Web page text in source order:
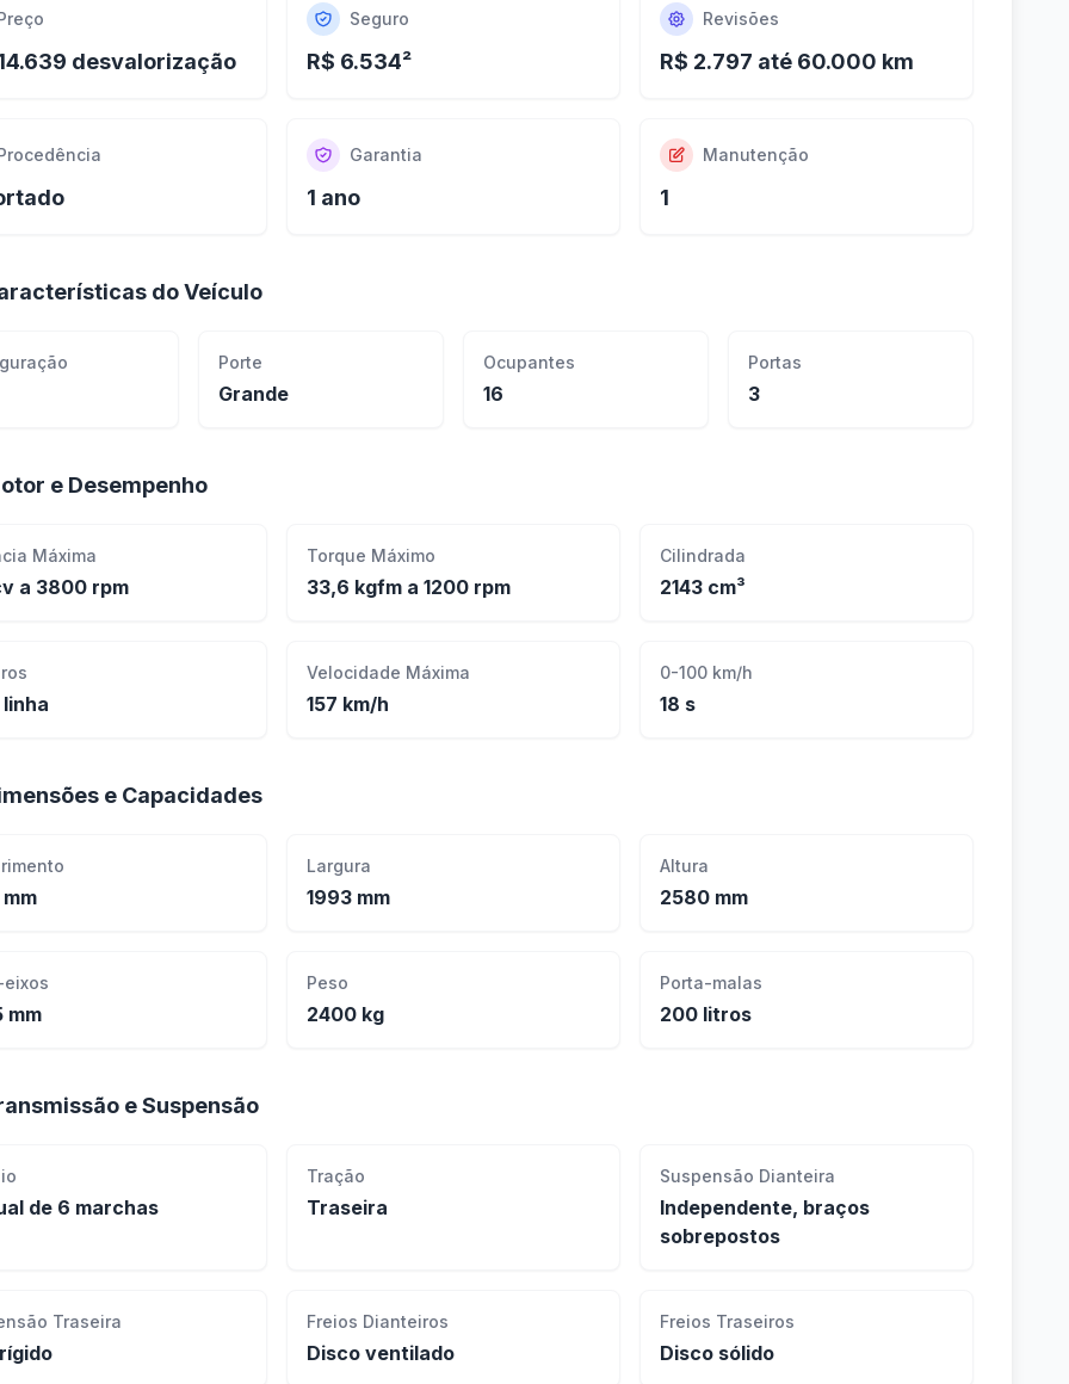
desvalorização
Seguro
R$ 6.534²
Revisões
R$ 2.797 até 60.000 km
Garantia
1 ano
Manutenção
1
do Veículo
Porte
Grande
Ocupantes
16
Portas
3
e Desempenho
Máxima
a 3800 rpm
Torque Máximo
33,6 kgfm a 1200 rpm
Cilindrada
2143 cm³
Velocidade Máxima
157 km/h
0-100 km/h
18 s
e Capacidades
Largura
1993 mm
Altura
2580 mm
eixos
mm
Peso
2400 kg
Porta-malas
200 litros
e Suspensão
de 6 marchas
Tração
Traseira
Suspensão Dianteira
Independente, braços
sobrepostos
Traseira Freios Dianteiros
Disco ventilado
Freios Traseiros
Disco sólido